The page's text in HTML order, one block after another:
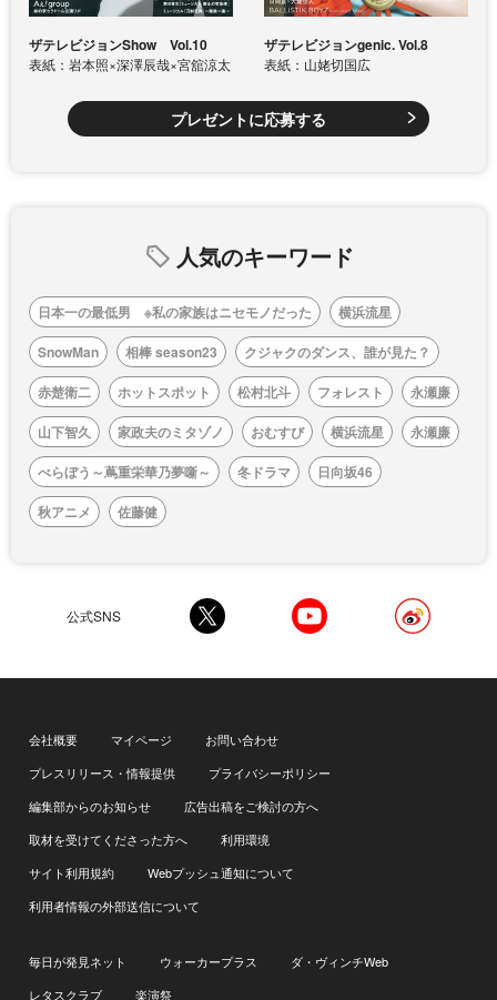
ザテレビジョンShow Vol.10
表紙：岩本照×深澤辰哉×宮舘涼太
ザテレビジョンgenic. Vol.8
表紙：山姥切国広
プレゼントに応募する
人気のキーワード
日本一の最低男 ※私の家族はニセモノだった
横浜流星
SnowMan
相棒 season23
クジャクのダンス、誰が見た？
赤楚衛二
ホットスポット 松村北斗 フォレスト
永瀬廉
山下智久
家政夫のミタゾノ おむすび 横浜流星
永瀬廉
べらぼう～蔦重栄華乃夢噺～
冬ドラマ
日向坂46
秋アニメ
佐藤健
公式SNS
会社概要 マイページ
お問い合わせ
プレスリリース・情報提供
プライバシーポリシー
編集部からのお知らせ
広告出稿をご検討の方へ
取材を受けてくださった方へ
利用環境
サイト利用規約
Webプッシュ通知について
利用者情報の外部送信について
毎日が発見ネット ウォーカープラス
ダ・ヴィンチWeb
レタスクラブ
楽演祭